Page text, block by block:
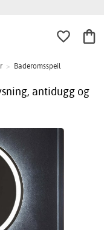
> Baderomsspeil
antidugg og